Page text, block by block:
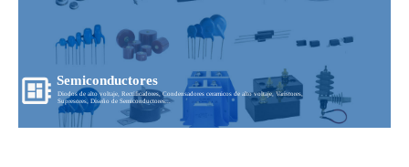
Semiconductores
Diodos de alto voltaje, Rectificadores, Condensadores ceramicos de alto voltaje, Varistores,
Supresores, Diseño de Semiconductores...